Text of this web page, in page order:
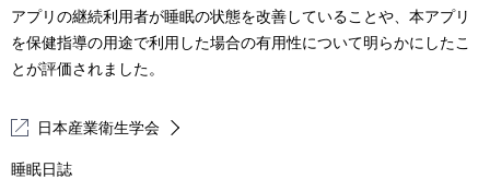
アプリの継続利用者が睡眠の状態を改善していることや、本アプリ
を保健指導の用途で利用した場合の有用性について明らかにしたこ
とが評価されました。
日本産業衛生学会
睡眠日誌